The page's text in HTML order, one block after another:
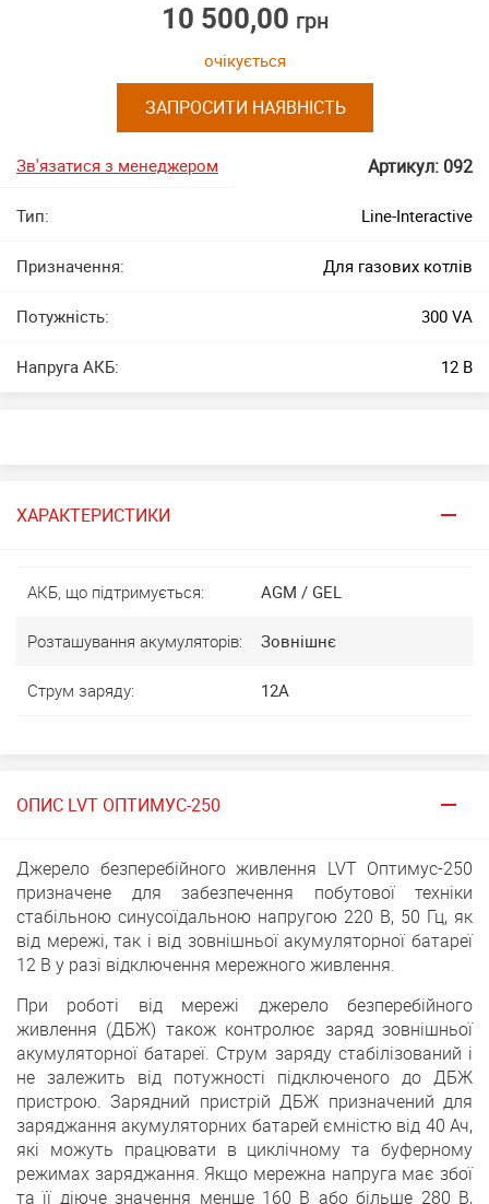
10 500,00 грн
очікується
ЗАПРОСИТИ НАЯВНІСТЬ
Зв'язатися з менеджером Артикул: 092
Тип: Line-Interactive
Призначення: Для газових котлів
Потужність: 300 VA
Напруга АКБ: 12 В
ХАРАКТЕРИСТИКИ
АКБ, що підтримується: AGM / GEL
Розташування акумуляторів: Зовнішнє
Струм заряду: 12А
ОПИС LVT ОПТИМУС-250
Джерело безперебійного живлення LVT Оптимус-250
призначене для забезпечення побутової техніки
стабільною синусоїдальною напругою 220 В, 50 Гц, як
від мережі, так і від зовнішньої акумуляторної батареї
12 В у разі відключення мережного живлення.
При роботі від мережі джерело безперебійного
живлення (ДБЖ) також контролює заряд зовнішньої
акумуляторної батареї. Струм заряду стабілізований і
не залежить від потужності підключеного до ДБЖ
пристрою. Зарядний пристрій ДБЖ призначений для
заряджання акумуляторних батарей ємністю від 40 Ач,
які можуть працювати в циклічному та буферному
режимах заряджання. Якщо мережна напруга має збої
та її діюче значення менше 160 В або більше 280 В,